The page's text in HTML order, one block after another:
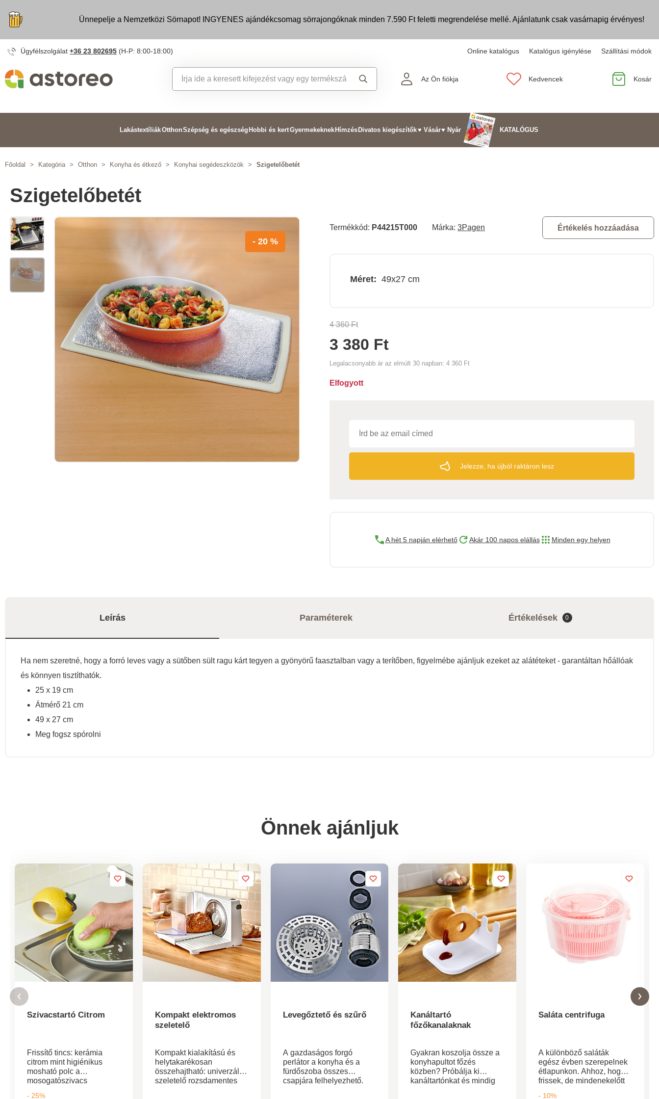
Ünnepelje a Nemzetközi Sörnapot! INGYENES ajándékcsomag sörrajongóknak minden 7.590 Ft feletti megrendelése mellé. Ajánlatunk csak vasárnapig érvényes!
Ügyfélszolgálat +36 23 802695 (H-P: 8:00-18:00) Online katalógus Katalógus igénylése Szállítási módok
Az Ön fiókja Kedvencek Kosár
LakástextíliákOtthonSzépség és egészség Hobbi és kertGyermekeknek Hímzés Divatos kiegészítők♥ Vásár♥ Nyár KATALÓGUS
Főoldal > Kategória > Otthon > Konyha és étkező > Konyhai segédeszközök > Szigetelőbetét
Szigetelőbetét
- 20 %
Termékkód: P44215T000 Márka: 3Pagen Értékelés hozzáadása
Méret: 49x27 cm
4 360 Ft
3 380 Ft
Legalacsonyabb ár az elmúlt 30 napban: 4 360 Ft
Elfogyott
Jelezze, ha újból raktáron lesz
A hét 5 napján elérhető Akár 100 napos elállás Minden egy helyen
Leírás Paraméterek Értékelések 0
Ha nem szeretné, hogy a forró leves vagy a sütőben sült ragu kárt tegyen a gyönyörű faasztalban vagy a terítőben, figyelmébe ajánljuk ezeket az alátéteket - garantáltan hőállóak
és könnyen tisztíthatók.
25 x 19 cm
Átmérő 21 cm
49 x 27 cm
Meg fogsz spórolni
Önnek ajánljuk
Szivacstartó Citrom
Frissítő tincs: kerámia
citrom mint higiénikus
mosható polc a
mosogatószivacs
- 25%
Kompakt elektromos
szeletelő
Kompakt kialakítású és
helytakarékosan
összehajtható: univerzális
szeletelő rozsdamentes
Levegőztető és szűrő
A gazdaságos forgó
perlátor a konyha és a
fürdőszoba összes
csapjára felhelyezhető.
Kanáltartó
főzőkanalaknak
Gyakran koszolja össze a
konyhapultot főzés
közben? Próbálja ki
kanáltartónkat és mindig
Saláta centrifuga
A különböző saláták
egész évben szerepelnek
étlapunkon. Ahhoz, hogy
frissek, de mindenekelőtt
- 10%